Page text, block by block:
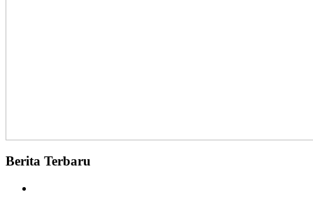
Berita Terbaru